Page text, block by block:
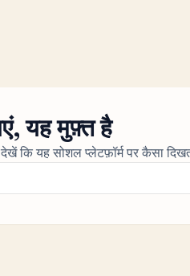
यह मुफ़्त है
यह सोशल प्लेटफ़ॉर्म पर कैसा